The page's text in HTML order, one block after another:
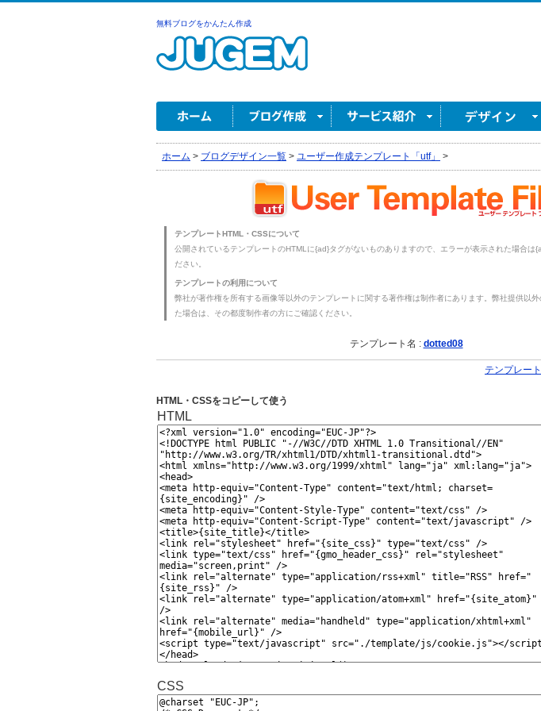
無料ブログをかんたん作成
ホーム > ブログデザイン一覧 > ユーザー作成テンプレート「utf」 >
テンプレートHTML・CSSについて
公開されているテンプレートのHTMLに{ad}タグがないものありますので、エラーが表示された場合は
ださい。
テンプレートの利用について
弊社が著作権を所有する画像等以外のテンプレートに関する著作権は制作者にあります。弊社提供以外
た場合は、その都度制作者の方にご確認ください。
テンプレート名 : dotted08
テンプレー
HTML・CSSをコピーして使う
HTML
CSS